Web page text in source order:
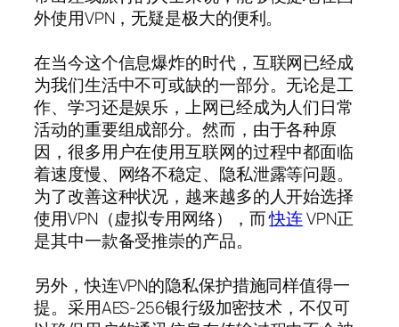
外使用VPN，无疑是极大的便利。
在当今这个信息爆炸的时代，互联网已经成
为我们生活中不可或缺的一部分。无论是工
作、学习还是娱乐，上网已经成为人们日常
活动的重要组成部分。然而，由于各种原
因，很多用户在使用互联网的过程中都面临
着速度慢、网络不稳定、隐私泄露等问题。
为了改善这种状况，越来越多的人开始选择
使用VPN（虚拟专用网络），而快连VPN正
是其中一款备受推崇的产品。
另外，快连VPN的隐私保护措施同样值得一
提。采用AES-256银行级加密技术，不仅可